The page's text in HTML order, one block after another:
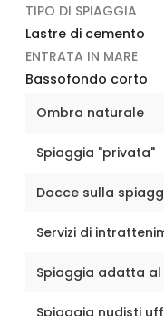
TIPO DI SPIAGGIA
Lastre di cemento
ENTRATA IN MARE
Bassofondo corto
Ombra naturale
Spiaggia "privata"
Docce sulla
Servizi di
Spiaggia adatta
Spiaggia nudisti